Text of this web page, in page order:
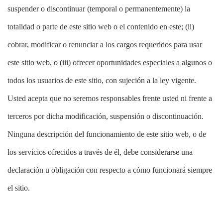
suspender o discontinuar (temporal o permanentemente) la
totalidad o parte de este sitio web o el contenido en este; (ii)
cobrar, modificar o renunciar a los cargos requeridos para usar
este sitio web, o (iii) ofrecer oportunidades especiales a algunos o
todos los usuarios de este sitio, con sujeción a la ley vigente.
Usted acepta que no seremos responsables frente usted ni frente a
terceros por dicha modificación, suspensión o discontinuación.
Ninguna descripción del funcionamiento de este sitio web, o de
los servicios ofrecidos a través de él, debe considerarse una
declaración u obligación con respecto a cómo funcionará siempre
el sitio.